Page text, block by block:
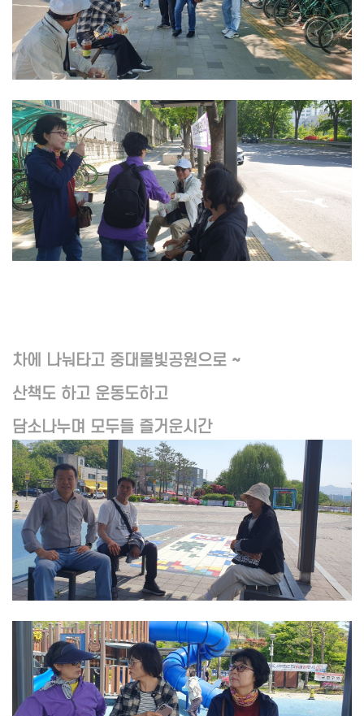
차에 나눠타고 중대물빛공원으로 ~
산책도 하고 운동도하고
담소나누며 모두들 즐거운시간